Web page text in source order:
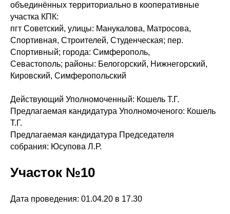
объединённых территориально в кооперативные
участка КПК:
пгт Советский, улицы: Манукалова, Матросова,
Спортивная, Строителей, Студенческая; пер.
Спортивный; города: Симферополь,
Севастополь; районы: Белогорский, Нижнегорский,
Кировский, Симферопольский
Действующий Уполномоченный: Кошель Т.Г.
Предлагаемая кандидатура Уполномоченого: Кошель
Т.Г.
Предлагаемая кандидатура Председателя
собрания: Юсупова Л.Р.
Участок №10
Дата проведения: 01.04.20 в 17.30